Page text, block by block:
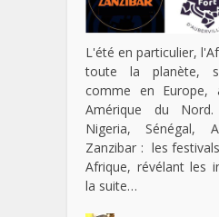
L'été en particulier,
toute la planète,
comme en Europe,
Amérique du
Nigeria, Sénégal,
Zanzibar : les
Afrique, révélant les
la suite…